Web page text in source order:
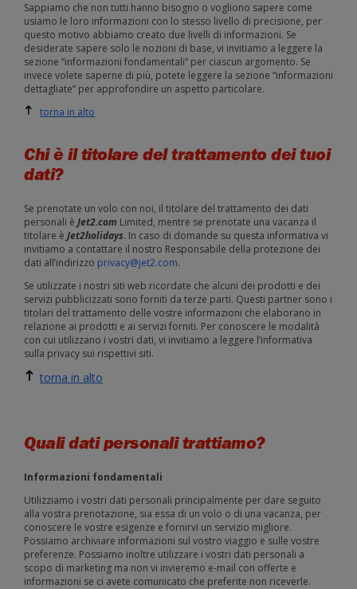
Sappiamo che non tutti hanno bisogno o vogliono sapere come
usiamo le loro informazioni con lo stesso livello di precisione, per
questo motivo abbiamo creato due livelli di informazioni. Se
desiderate sapere solo le nozioni di base, vi invitiamo a leggere la
sezione “informazioni fondamentali” per ciascun argomento. Se
invece volete saperne di più, potete leggere la sezione “informazioni
dettagliate” per approfondire un aspetto particolare.
torna in alto
Chi è il titolare del trattamento dei tuoi
dati?
Se prenotate un volo con noi, il titolare del trattamento dei dati
personali è Jet2.com Limited, mentre se prenotate una vacanza il
titolare è Jet2holidays. In caso di domande su questa informativa vi
invitiamo a contattare il nostro Responsabile della protezione dei
dati all’indirizzo privacy@jet2.com.
Se utilizzate i nostri siti web ricordate che alcuni dei prodotti e dei
servizi pubblicizzati sono forniti da terze parti. Questi partner sono i
titolari del trattamento delle vostre informazioni che elaborano in
relazione ai prodotti e ai servizi forniti. Per conoscere le modalità
con cui utilizzano i vostri dati, vi invitiamo a leggere l’informativa
sulla privacy sui rispettivi siti.
torna in alto
Quali dati personali trattiamo?
Informazioni fondamentali
Utilizziamo i vostri dati personali principalmente per dare seguito
alla vostra prenotazione, sia essa di un volo o di una vacanza, per
conoscere le vostre esigenze e fornirvi un servizio migliore.
Possiamo archiviare informazioni sul vostro viaggio e sulle vostre
preferenze. Possiamo inoltre utilizzare i vostri dati personali a
scopo di marketing ma non vi invieremo e-mail con offerte e
informazioni se ci avete comunicato che preferite non riceverle.